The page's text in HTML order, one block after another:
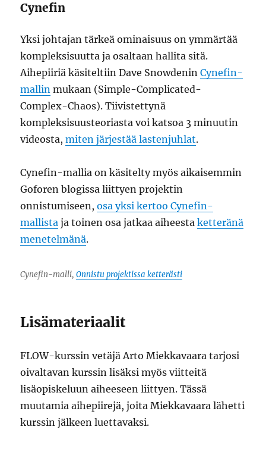
Cynefin
Yksi johtajan tärkeä ominaisuus on ymmärtää
kompleksisuutta ja osaltaan hallita sitä.
Aihepiiriä käsiteltiin Dave SnowdeninCynefin-
mallin mukaan (Simple-Complicated-
Complex-Chaos). Tiivistettynä
kompleksisuusteoriasta voi katsoa 3 minuutin
videosta,miten järjestää lastenjuhlat.
Cynefin-mallia on käsitelty myös aikaisemmin
Goforen blogissa liittyen projektin
onnistumiseen,osa yksi kertoo Cynefin-
mallista ja toinen osa jatkaa aiheestaketteränä
menetelmänä.
Cynefin-malli,Onnistu projektissa ketterästi
Lisämateriaalit
FLOW-kurssin vetäjä Arto Miekkavaara tarjosi
oivaltavan kurssin lisäksi myös viitteitä
lisäopiskeluun aiheeseen liittyen. Tässä
muutamia aihepiirejä, joita Miekkavaara lähetti
kurssin jälkeen luettavaksi.